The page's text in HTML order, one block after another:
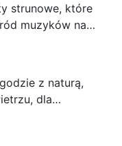
strunowe, które
muzyków na…
z naturą,
dla…